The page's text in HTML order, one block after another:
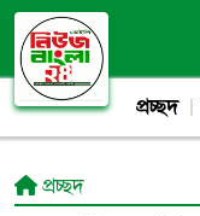
প্রচ্ছদ
প্রচ্ছদ